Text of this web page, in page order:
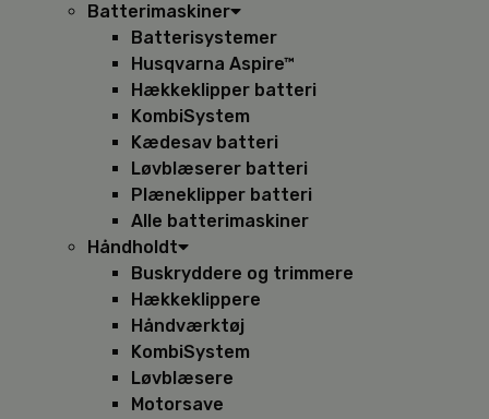
Batterimaskiner
Batterisystemer
Husqvarna Aspire™
Hækkeklipper batteri
KombiSystem
Kædesav batteri
Løvblæserer batteri
Plæneklipper batteri
Alle batterimaskiner
Håndholdt
Buskryddere og trimmere
Hækkeklippere
Håndværktøj
KombiSystem
Løvblæsere
Motorsave